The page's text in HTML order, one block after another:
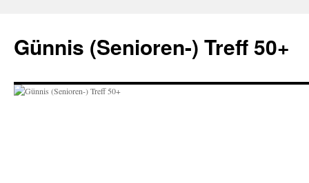
springen
Günnis (Senioren-) Treff 50+